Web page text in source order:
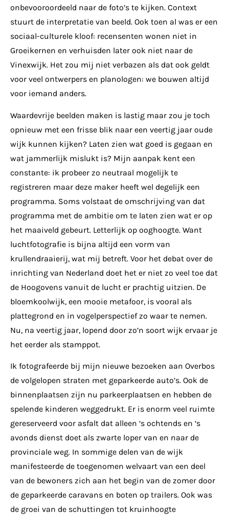
onbevooroordeeld naar de foto’s te kijken. Context
stuurt de interpretatie van beeld. Ook toen al was er een
sociaal-culturele kloof: recensenten wonen niet in
Groeikernen en verhuisden later ook niet naar de
Vinexwijk. Het zou mij niet verbazen als dat ook geldt
voor veel ontwerpers en planologen: we bouwen altijd
voor iemand anders.
Waardevrije beelden maken is lastig maar zou je toch
opnieuw met een frisse blik naar een veertig jaar oude
wijk kunnen kijken? Laten zien wat goed is gegaan en
wat jammerlijk mislukt is? Mijn aanpak kent een
constante: ik probeer zo neutraal mogelijk te
registreren maar deze maker heeft wel degelijk een
programma. Soms volstaat de omschrijving van dat
programma met de ambitie om te laten zien wat er op
het maaiveld gebeurt. Letterlijk op ooghoogte. Want
luchtfotografie is bijna altijd een vorm van
krullendraaierij, wat mij betreft. Voor het debat over de
inrichting van Nederland doet het er niet zo veel toe dat
de Hoogovens vanuit de lucht er prachtig uitzien. De
bloemkoolwijk, een mooie metafoor, is vooral als
plattegrond en in vogelperspectief zo waar te nemen.
Nu, na veertig jaar, lopend door zo’n soort wijk ervaar je
het eerder als stamppot.
Ik fotografeerde bij mijn nieuwe bezoeken aan Overbos
de volgelopen straten met geparkeerde auto’s. Ook de
binnenplaatsen zijn nu parkeerplaatsen en hebben de
spelende kinderen weggedrukt. Er is enorm veel ruimte
gereserveerd voor asfalt dat alleen ‘s ochtends en ‘s
avonds dienst doet als zwarte loper van en naar de
provinciale weg. In sommige delen van de wijk
manifesteerde de toegenomen welvaart van een deel
van de bewoners zich aan het begin van de zomer door
de geparkeerde caravans en boten op trailers. Ook was
de groei van de schuttingen tot kruinhoogte